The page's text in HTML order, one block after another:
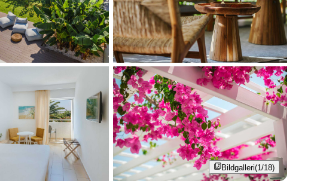
Bildgalleri(1/18)